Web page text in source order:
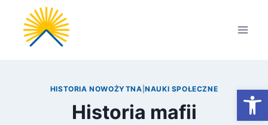
Przejdź
treści
HISTORIA NOWOŻYTNA |NAUKI SPOŁECZNE
Historia mafii